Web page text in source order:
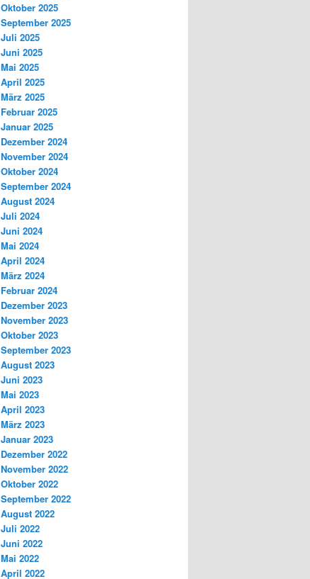
Oktober 2025
September 2025
Juli 2025
Juni 2025
Mai 2025
April 2025
März 2025
Februar 2025
Januar 2025
Dezember 2024
November 2024
Oktober 2024
September 2024
August 2024
Juli 2024
Juni 2024
Mai 2024
April 2024
März 2024
Februar 2024
Dezember 2023
November 2023
Oktober 2023
September 2023
August 2023
Juni 2023
Mai 2023
April 2023
März 2023
Januar 2023
Dezember 2022
November 2022
Oktober 2022
September 2022
August 2022
Juli 2022
Juni 2022
Mai 2022
April 2022